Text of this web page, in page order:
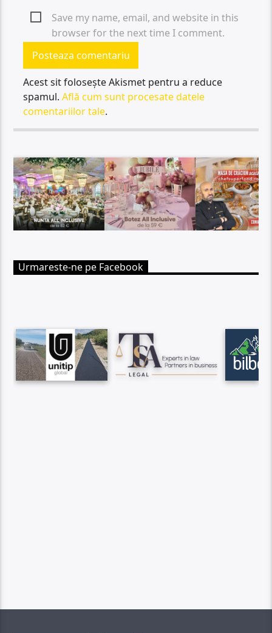
Save my name, email, and website in this
browser for the next time I comment.
Acest sit folosește Akismet pentru a reduce
spamul.Află cum sunt procesate datele
comentariilor tale.
Urmareste-ne pe Facebook